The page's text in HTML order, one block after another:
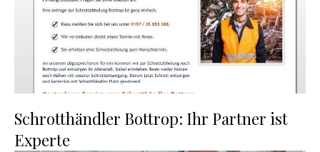
Schrotthändler Bottrop: Ihr Partner ist
Experte